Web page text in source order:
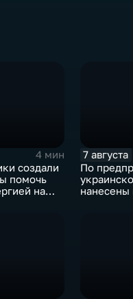
4 мин
создали
помочь
на
7 августа
По
нанесены